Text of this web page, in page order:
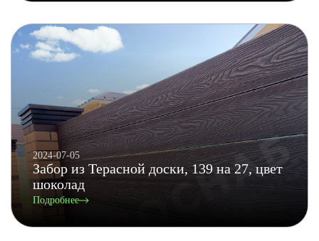
2024-07-05
Забор из Терасной доски, 139 на 27, цвет
шоколад
Подробнее